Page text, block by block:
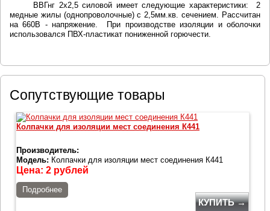
ВВГнг 2х2,5 силовой имеет следующие характеристики: 2
медные жилы (однопроволочные) с 2,5мм.кв. сечением. Рассчитан
на 660В - напряжение. При производстве изоляции и оболочки
использовался ПВХ-пластикат пониженной горючести.
Сопутствующие товары
Колпачки для изоляции мест соединения К441
Производитель:
Модель: Колпачки для изоляции мест соединения К441
Цена: 2 рублей
Подробнее
КУПИТЬ →